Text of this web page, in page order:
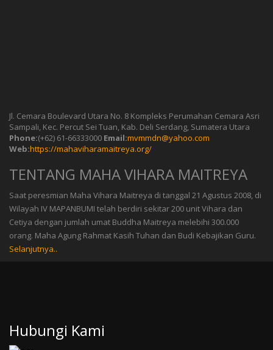
Jl. Cemara Boulevard Utara No. 8 Kompleks Perumahan Cemara Asri
Sampali, Kec. Percut Sei Tuan, Kab. Deli Serdang, Sumatera Utara
Phone:(+62) 61-66333000 Email:mvmmdn@yahoo.com
Web:https://mahaviharamaitreya.org/
TENTANG MAHA VIHARA MAITREYA
Saat peresmian Maha Vihara Maitreya di tanggal 21 Agustus 2008, di
Wilayah IV MAPANBUMI telah berdiri sekitar 200 unit Vihara dan
Cetiya dengan jumlah umat Buddha Maitreya melebihi 300.000
orang. Maha Agung Rahmat Kasih Tuhan dan Budi Kebajikan Guru.
Selanjutnya..
Hubungi Kami